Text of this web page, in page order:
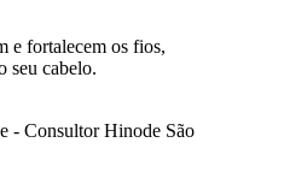
e fortalecem os fios,
seu cabelo.